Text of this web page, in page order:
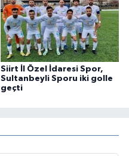
Siirt İl Özel İdaresi Spor,
Sultanbeyli Sporu iki golle
geçti